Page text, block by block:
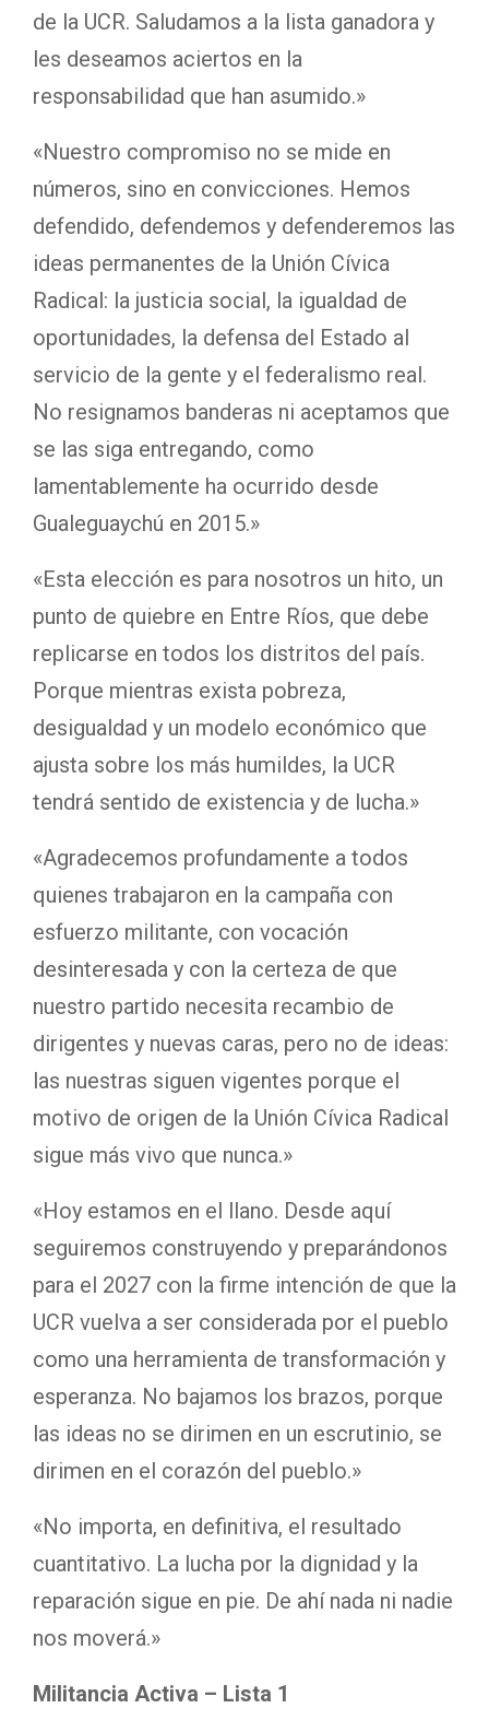
de la UCR. Saludamos a la lista ganadora y
les deseamos aciertos en la
responsabilidad que han asumido.»
«Nuestro compromiso no se mide en
números, sino en convicciones. Hemos
defendido, defendemos y defenderemos las
ideas permanentes de la Unión Cívica
Radical: la justicia social, la igualdad de
oportunidades, la defensa del Estado al
servicio de la gente y el federalismo real.
No resignamos banderas ni aceptamos que
se las siga entregando, como
lamentablemente ha ocurrido desde
Gualeguaychú en 2015.»
«Esta elección es para nosotros un hito, un
punto de quiebre en Entre Ríos, que debe
replicarse en todos los distritos del país.
Porque mientras exista pobreza,
desigualdad y un modelo económico que
ajusta sobre los más humildes, la UCR
tendrá sentido de existencia y de lucha.»
«Agradecemos profundamente a todos
quienes trabajaron en la campaña con
esfuerzo militante, con vocación
desinteresada y con la certeza de que
nuestro partido necesita recambio de
dirigentes y nuevas caras, pero no de ideas:
las nuestras siguen vigentes porque el
motivo de origen de la Unión Cívica Radical
sigue más vivo que nunca.»
«Hoy estamos en el llano. Desde aquí
seguiremos construyendo y preparándonos
para el 2027 con la firme intención de que la
UCR vuelva a ser considerada por el pueblo
como una herramienta de transformación y
esperanza. No bajamos los brazos, porque
las ideas no se dirimen en un escrutinio, se
dirimen en el corazón del pueblo.»
«No importa, en definitiva, el resultado
cuantitativo. La lucha por la dignidad y la
reparación sigue en pie. De ahí nada ni nadie
nos moverá.»
Militancia Activa – Lista 1